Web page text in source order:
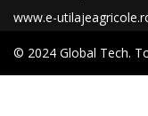
www.e-
© 2024 Global Tech.